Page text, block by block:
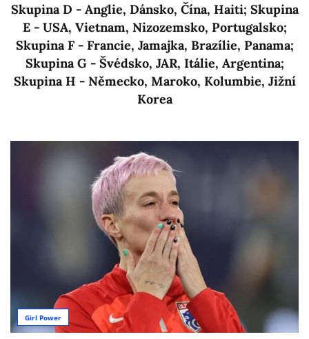
Skupina D - Anglie, Dánsko, Čína, Haiti; Skupina
E - USA, Vietnam, Nizozemsko, Portugalsko;
Skupina F - Francie, Jamajka, Brazílie, Panama;
Skupina G - Švédsko, JAR, Itálie, Argentina;
Skupina H - Německo, Maroko, Kolumbie, Jižní
Korea
Girl Power